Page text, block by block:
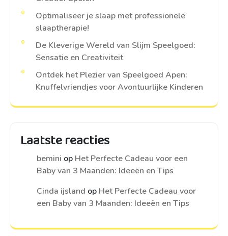
Optimaliseer je slaap met professionele
slaaptherapie!
De Kleverige Wereld van Slijm Speelgoed:
Sensatie en Creativiteit
Ontdek het Plezier van Speelgoed Apen:
Knuffelvriendjes voor Avontuurlijke Kinderen
Laatste reacties
bemini op Het Perfecte Cadeau voor een
Baby van 3 Maanden: Ideeën en Tips
Cinda ijsland op Het Perfecte Cadeau voor
een Baby van 3 Maanden: Ideeën en Tips